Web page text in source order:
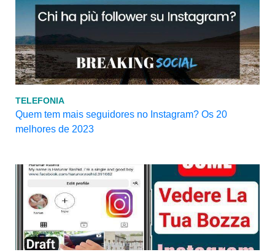
TELEFONIA
Quem tem mais seguidores no Instagram? Os 20
melhores de 2023